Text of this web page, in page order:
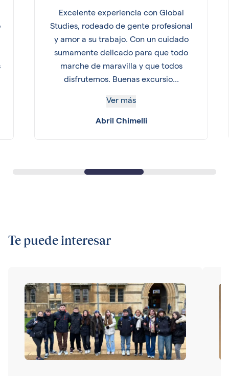
Excelente experiencia con Global
Studies, rodeado de gente profesional
y amor a su trabajo. Con un cuidado
sumamente delicado para que todo
marche de maravilla y que todos
disfrutemos. Buenas excursio...
Ver más
Abril Chimelli
Te puede interesar